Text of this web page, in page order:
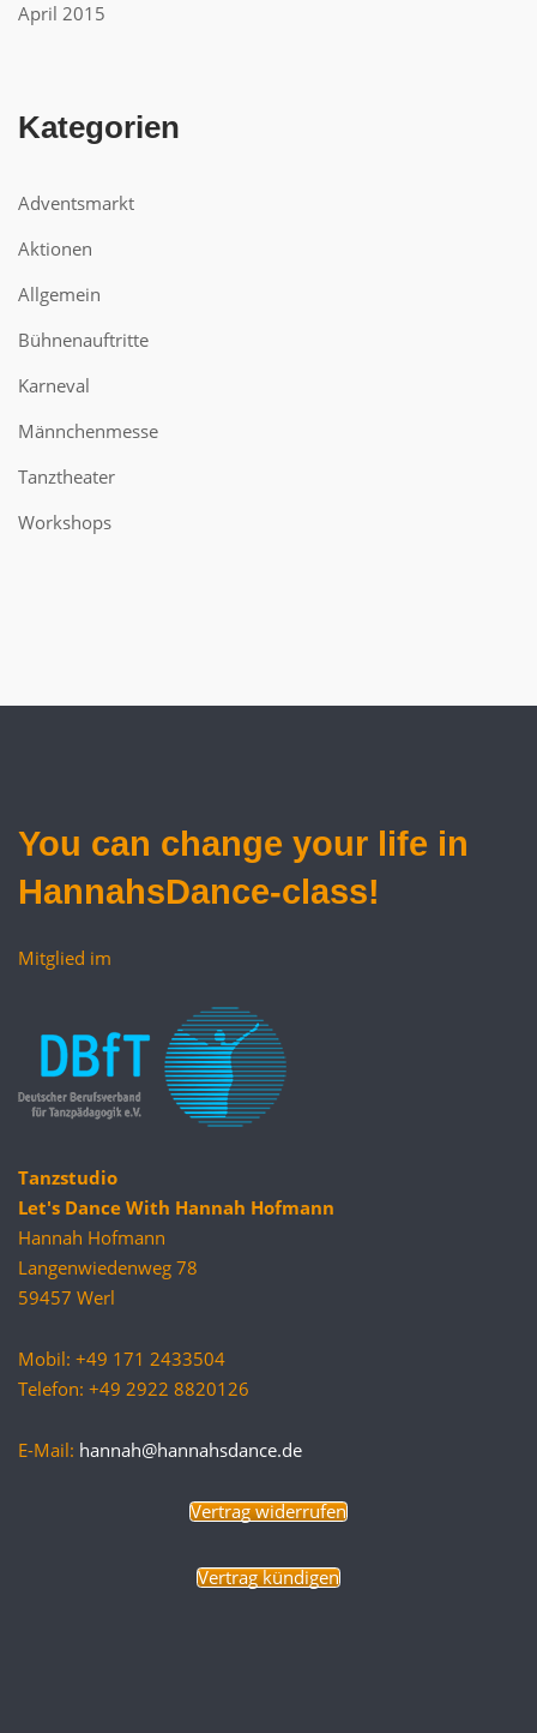
April 2015
Kategorien
Adventsmarkt
Aktionen
Allgemein
Bühnenauftritte
Karneval
Männchenmesse
Tanztheater
Workshops
You can change your life in
HannahsDance-class!
Mitglied im
Tanzstudio
Let's Dance With Hannah Hofmann
Hannah Hofmann
Langenwiedenweg 78
59457 Werl
Mobil: +49 171 2433504
Telefon: +49 2922 8820126
E-Mail: hannah@hannahsdance.de
Vertrag widerrufen
Vertrag kündigen